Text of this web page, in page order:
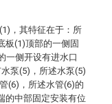
，其特征在于：所
板(1)顶部的一侧固
一侧开设有进水口
泵(5)，所述水泵(5)
(6)，所述水管(6)的
的中部固定安装有位